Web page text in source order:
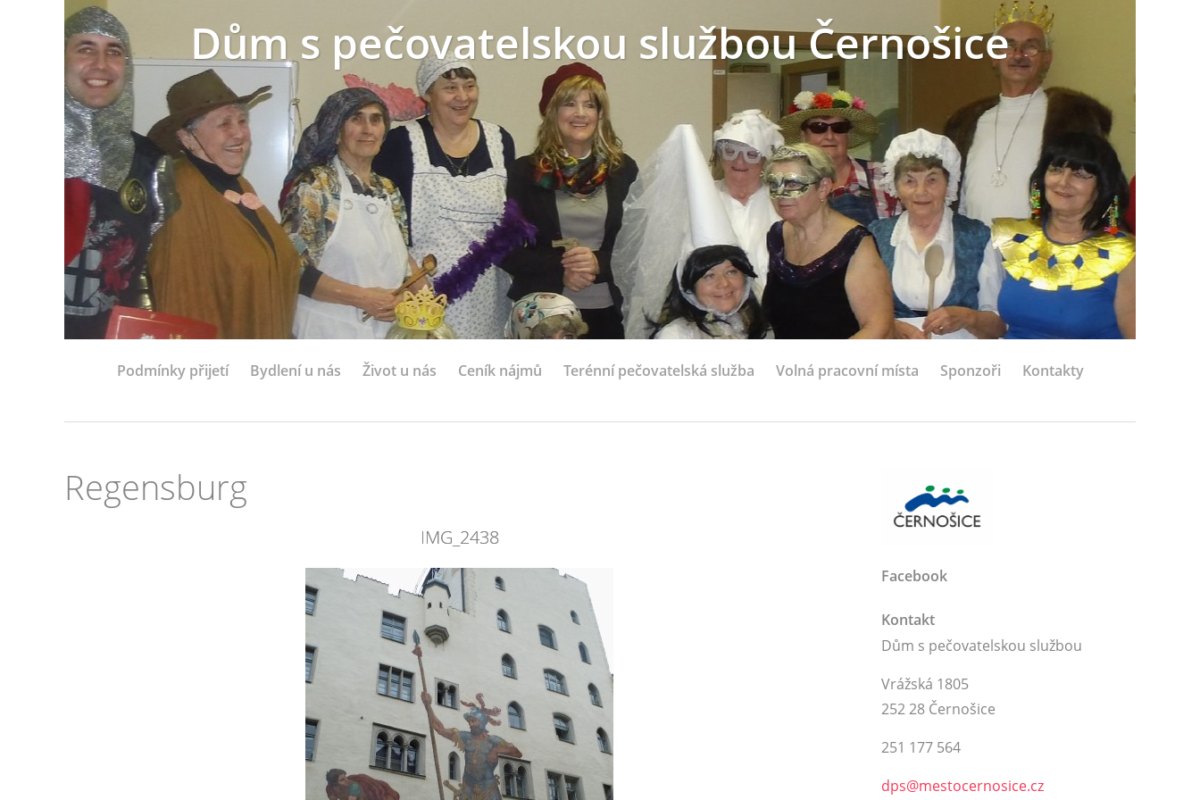
Dům s pečovatelskou službou Černošice
Podmínky přijetí Bydlení u nás Život u nás Ceník nájmů Terénní pečovatelská služba Volná pracovní místa Sponzoři Kontakty
Regensburg
IMG_2438
Facebook
Kontakt
Dům s pečovatelskou službou
Vrážská 1805
252 28 Černošice
251 177 564
dps@mestocernosice.cz